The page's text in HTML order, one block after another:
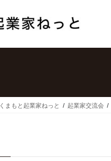
くまもと起業家ねっと 起業家交流会